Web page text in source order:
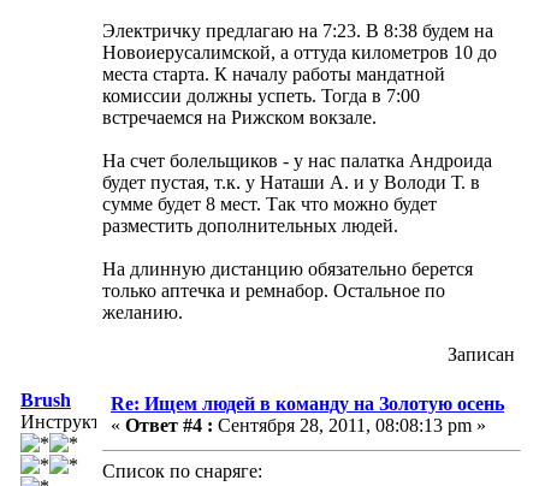
Электричку предлагаю на 7:23. В 8:38 будем на
Новоиерусалимской, а оттуда километров 10 до
места старта. К началу работы мандатной
комиссии должны успеть. Тогда в 7:00
встречаемся на Рижском вокзале.
На счет болельщиков - у нас палатка Андроида
будет пустая, т.к. у Наташи А. и у Володи Т. в
сумме будет 8 мест. Так что можно будет
разместить дополнительных людей.
На длинную дистанцию обязательно берется
только аптечка и ремнабор. Остальное по
желанию.
Записан
Brush
Инструктор
Re: Ищем людей в команду на Золотую осень
« Ответ #4 : Сентября 28, 2011, 08:08:13 pm »
Список по снаряге: